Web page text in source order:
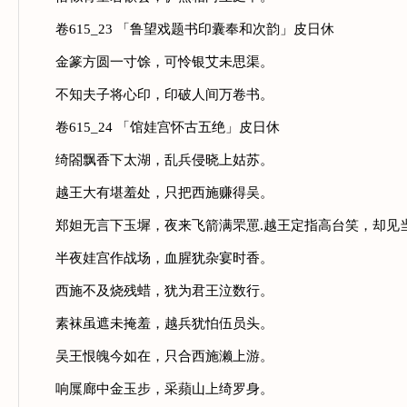
卷615_23 「鲁望戏题书印囊奉和次韵」皮日休
金篆方圆一寸馀，可怜银艾未思渠。
不知夫子将心印，印破人间万卷书。
卷615_24 「馆娃宫怀古五绝」皮日休
绮閤飘香下太湖，乱兵侵晓上姑苏。
越王大有堪羞处，只把西施赚得吴。
郑妲无言下玉墀，夜来飞箭满罘罳.越王定指高台笑，却见
半夜娃宫作战场，血腥犹杂宴时香。
西施不及烧残蜡，犹为君王泣数行。
素袜虽遮未掩羞，越兵犹怕伍员头。
吴王恨魄今如在，只合西施濑上游。
响屟廊中金玉步，采蘋山上绮罗身。